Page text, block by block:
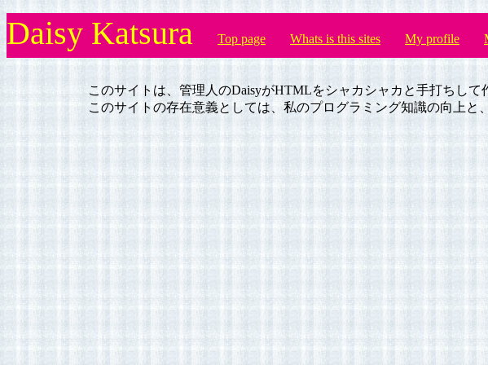
Daisy Katsura Top page Whats is this sites My profile
このサイトは、管理人のDaisyがHTMLをシャカシャカと手打ちして
このサイトの存在意義としては、私のプログラミング知識の向上